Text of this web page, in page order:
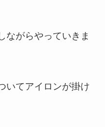
ながらやっていきま
いてアイロンが掛け